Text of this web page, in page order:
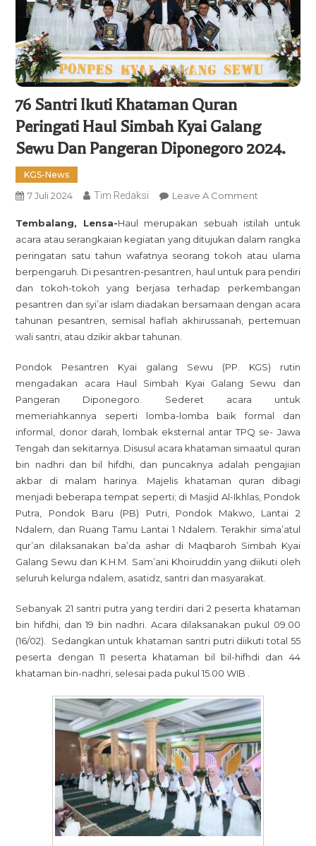
76 Santri Ikuti Khataman Quran
Peringati Haul Simbah Kyai Galang
Sewu Dan Pangeran Diponegoro 2024.
KGS-News
7 Juli 2024 Tim Redaksi Leave A Comment
Santri
Ikuti
Khataman
Quran
Peringati
Haul
Simbah
Sewu
Dan
Pangeran
Diponegoro
2024.
Tembalang, Lensa-Haul merupakan sebuah istilah untuk
acara atau serangkaian kegiatan yang ditujukan dalam rangka
peringatan satu tahun wafatnya seorang tokoh atau ulama
berpengaruh. Di pesantren-pesantren, haul untuk para pendiri
dan tokoh-tokoh yang berjasa terhadap perkembangan
pesantren dan syi’ar islam diadakan bersamaan dengan acara
tahunan pesantren, semisal haflah akhirussanah, pertemuan
wali santri, atau dzikir akbar tahunan.
Pondok Pesantren Kyai galang Sewu (PP. KGS) rutin
mengadakan acara Haul Simbah Kyai Galang Sewu dan
Pangeran Diponegoro. Sederet acara untuk
memeriahkannya seperti lomba-lomba baik formal dan
informal, donor darah, lombak eksternal antar TPQ se- Jawa
Tengah dan sekitarnya. Disusul acara khataman simaatul quran
bin nadhri dan bil hifdhi, dan puncaknya adalah pengajian
akbar di malam harinya. Majelis khataman quran dibagi
menjadi beberapa tempat seperti; di Masjid Al-Ikhlas, Pondok
Putra, Pondok Baru (PB) Putri, Pondok Makwo, Lantai 2
Ndalem, dan Ruang Tamu Lantai 1 Ndalem. Terakhir sima’atul
qur’an dilaksanakan ba’da ashar di Maqbaroh Simbah Kyai
Galang Sewu dan K.H.M. Sam’ani Khoiruddin yang diikuti oleh
seluruh kelurga ndalem, asatidz, santri dan masyarakat.
Sebanyak 21 santri putra yang terdiri dari 2 peserta khataman
bin hifdhi, dan 19 bin nadhri. Acara dilaksanakan pukul 09.00
(16/02). Sedangkan untuk khataman santri putri diikuti total 55
peserta dengan 11 peserta khataman bil bil-hifhdi dan 44
khataman bin-nadhri, selesai pada pukul 15.00 WIB .